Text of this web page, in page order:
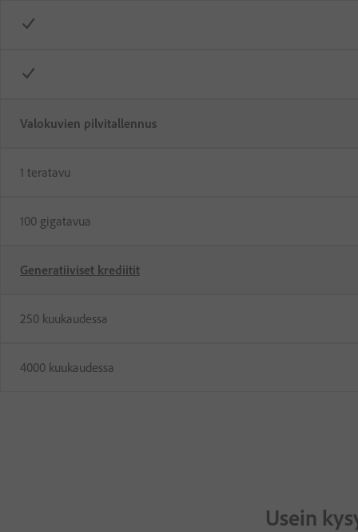
Valokuvien pilvitallennus
1 teratavu
100 gigatavua
Generatiiviset krediitit
250 kuukaudessa
4000 kuukaudessa
Usein